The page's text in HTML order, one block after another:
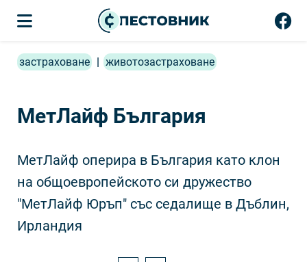
застраховане | животозастраховане
МетЛайф България
МетЛайф оперира в България като клон
на общоевропейското си дружество
"МетЛайф Юръп" със седалище в Дъблин,
Ирландия